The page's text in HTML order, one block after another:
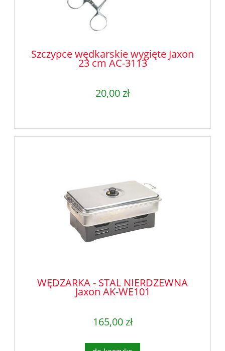
Szczypce wędkarskie wygięte Jaxon
23 cm AC-3113
20,00 zł
WĘDZARKA - STAL NIERDZEWNA
Jaxon AK-WE101
165,00 zł